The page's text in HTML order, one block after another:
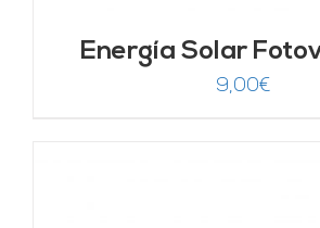
Energía Solar
9,00€